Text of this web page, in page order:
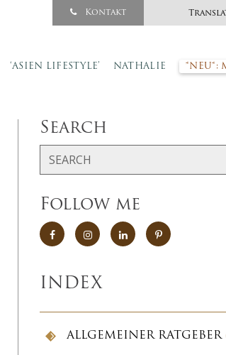
Kontakt
‘ASIEN LIFESTYLE’ NATHALIE *NEU*:
Search
Follow me
INDEX
ALLGEMEINER RATGEBER